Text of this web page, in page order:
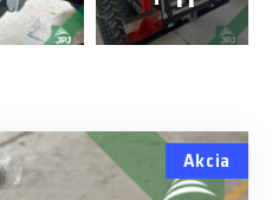
Akcia